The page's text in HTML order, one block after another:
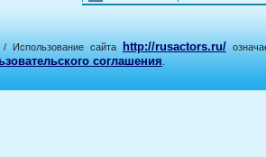
Использование сайта http://rusactors.ru/
соглашения